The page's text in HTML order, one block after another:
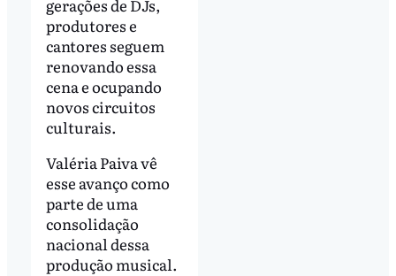
gerações de DJs,
produtores e
cantores seguem
renovando essa
cena e ocupando
novos circuitos
culturais.
Valéria Paiva vê
esse avanço como
parte de uma
consolidação
nacional dessa
produção musical.